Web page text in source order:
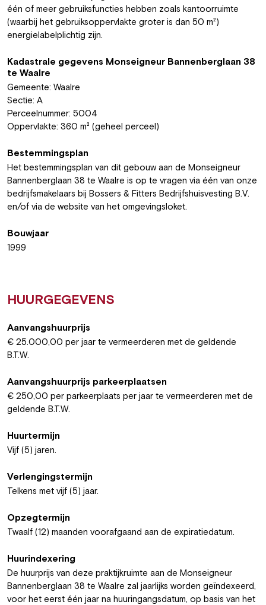
één of meer gebruiksfuncties hebben zoals kantoorruimte
(waarbij het gebruiksoppervlakte groter is dan 50 m²)
energielabelplichtig zijn.
Kadastrale gegevens Monseigneur Bannenberglaan 38
te Waalre
Gemeente: Waalre
Sectie: A
Perceelnummer: 5004
Oppervlakte: 360 m² (geheel perceel)
Bestemmingsplan
Het bestemmingsplan van dit gebouw aan de Monseigneur
Bannenberglaan 38 te Waalre is op te vragen via één van onze
bedrijfsmakelaars bij Bossers & Fitters Bedrijfshuisvesting B.V.
en/of via de website van het omgevingsloket.
Bouwjaar
1999
HUURGEGEVENS
Aanvangshuurprijs
€ 25.000,00 per jaar te vermeerderen met de geldende
B.T.W.
Aanvangshuurprijs parkeerplaatsen
€ 250,00 per parkeerplaats per jaar te vermeerderen met de
geldende B.T.W.
Huurtermijn
Vijf (5) jaren.
Verlengingstermijn
Telkens met vijf (5) jaar.
Opzegtermijn
Twaalf (12) maanden voorafgaand aan de expiratiedatum.
Huurindexering
De huurprijs van deze praktijkruimte aan de Monseigneur
Bannenberglaan 38 te Waalre zal jaarlijks worden geïndexeerd,
voor het eerst één jaar na huuringangsdatum, op basis van het